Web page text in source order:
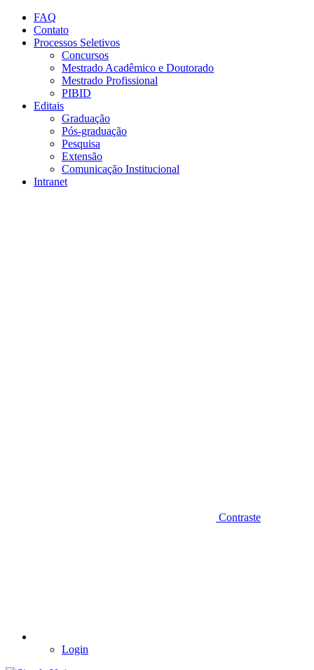
Conteúdo principal
FAQ
Contato
Processos Seletivos
Concursos
Mestrado Acadêmico e Doutorado
Mestrado Profissional
PIBID
Editais
Graduação
Pós-graduação
Pesquisa
Extensão
Comunicação Institucional
Intranet
Contraste
Login